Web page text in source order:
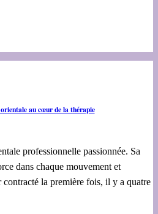
au cœur de la thérapie
professionnelle passionnée. Sa
dans chaque mouvement et
contracté la première fois, il y a quatre